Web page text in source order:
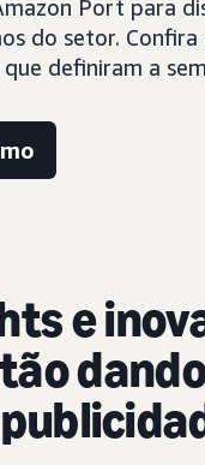
Port para
do setor. Confira
definiram a
e